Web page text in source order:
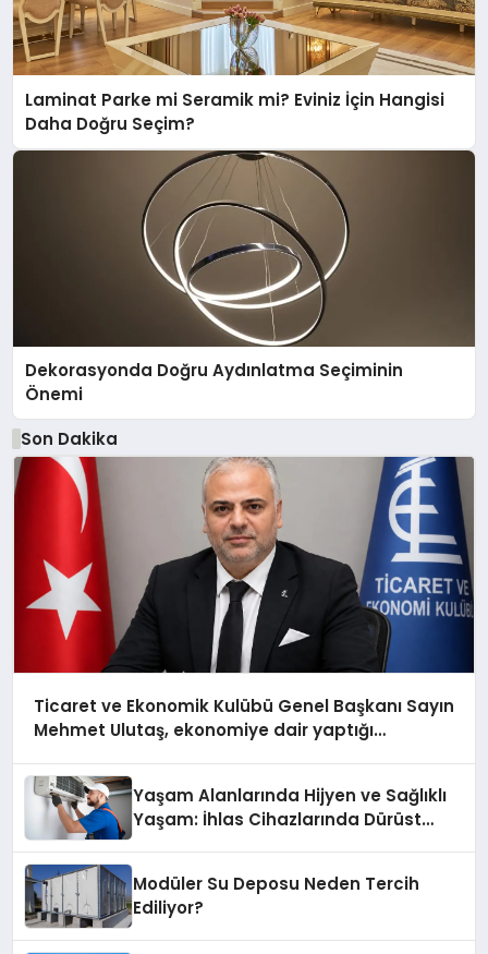
Laminat Parke mi Seramik mi? Eviniz İçin Hangisi
Daha Doğru Seçim?
Dekorasyonda Doğru Aydınlatma Seçiminin
Önemi
Son Dakika
Ticaret ve Ekonomik Kulübü Genel Başkanı Sayın
Mehmet Ulutaş, ekonomiye dair yaptığı
Yaşam Alanlarında Hijyen ve Sağlıklı
Yaşam: İhlas Cihazlarında Dürüst
Modüler Su Deposu Neden Tercih
Ediliyor?